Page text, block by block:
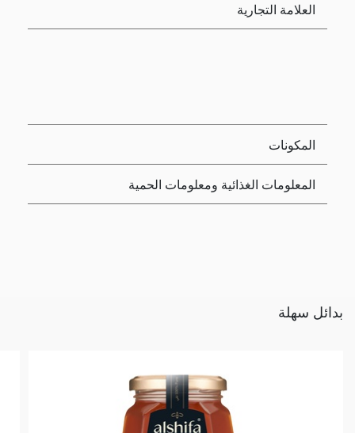
العلامة التجارية
المكونات
المعلومات الغذائية ومعلومات الحمية
بدائل سهلة